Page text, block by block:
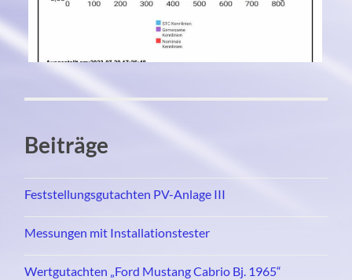
Beiträge
Feststellungsgutachten PV-Anlage III
Messungen mit Installationstester
Wertgutachten „Ford Mustang Cabrio Bj. 1965“